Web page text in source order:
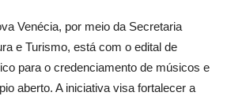
Venécia, por meio da Secretaria
e Turismo, está com o edital de
para o credenciamento de músicos e
aberto. A iniciativa visa fortalecer a